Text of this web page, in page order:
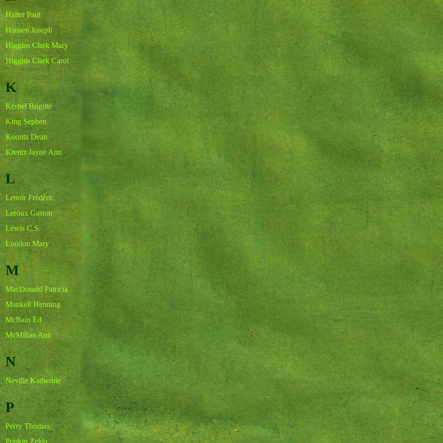
Halter Paul
Hansen Joseph
Higgins Clark Mary
Higgins Clark Carol
K
Kernel Brigitte
King Sephen
Koontz Dean
Krentz Jayne Ann
L
Lenoir Frédéric
Leroux Gaston
Lewis C.S.
London Mary
M
MacDonald Patricia
Mankell Henning
McBain Ed
McMillan Ann
N
Neville Katherine
P
Perry Thomas
Popkin Zelda